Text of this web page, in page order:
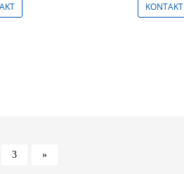
KONTAKT
3 »